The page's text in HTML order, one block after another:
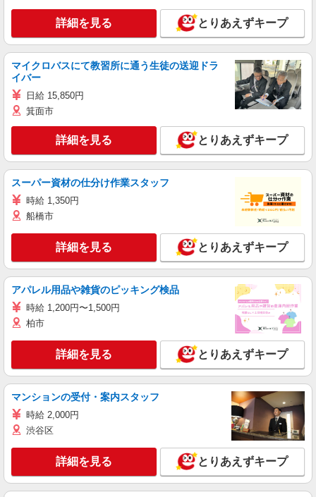
詳細を見る とりあえずキープ
マイクロバスにて教習所に通う生徒の送迎ドラ
イバー
日給 15,850円
箕面市
詳細を見る とりあえずキープ
スーパー資材の仕分け作業スタッフ
時給 1,350円
船橋市
詳細を見る とりあえずキープ
アパレル用品や雑貨のピッキング検品
時給 1,200円〜1,500円
柏市
詳細を見る とりあえずキープ
マンションの受付・案内スタッフ
時給 2,000円
渋谷区
詳細を見る とりあえずキープ